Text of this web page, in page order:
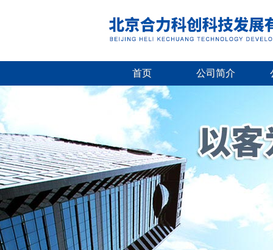
首页 公司简介